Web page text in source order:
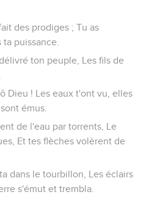
des prodiges ; Tu as
puissance.
ton peuple, Les fils de
Dieu ! Les eaux t'ont vu, elles
émus.
de l'eau par torrents, Le
Et tes flèches volèrent de
dans le tourbillon, Les éclairs
s'émut et trembla.